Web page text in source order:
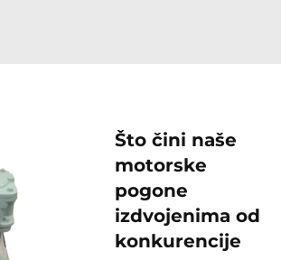
Što čini naše
motorske
pogone
izdvojenima od
konkurencije